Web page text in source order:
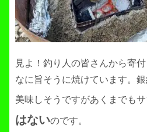
見よ！釣り人の皆さんから寄
なに旨そうに焼けています。
美味しそうですがあくまでもサ
はないのです。